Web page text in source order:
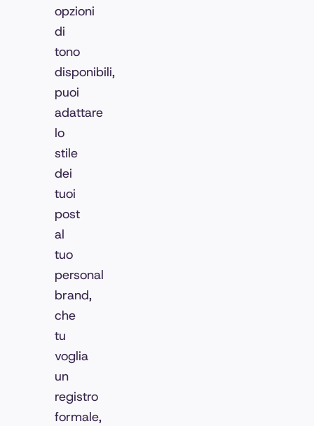
opzioni
di
tono
disponibili,
puoi
adattare
lo
stile
dei
tuoi
post
al
tuo
personal
brand,
che
tu
voglia
un
registro
formale,